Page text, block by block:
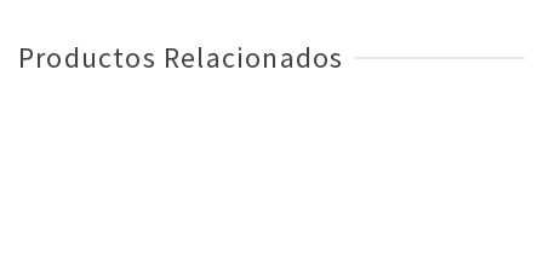
Productos Relacionados